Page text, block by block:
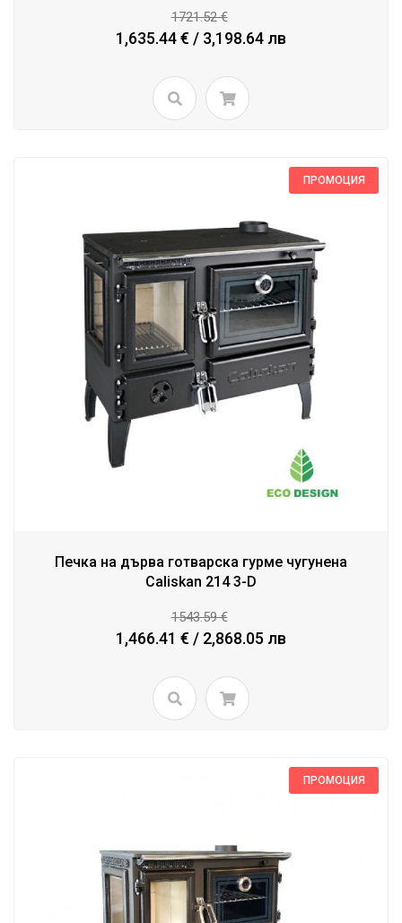
1721.52 €
1,635.44 € / 3,198.64 лв
ПРОМОЦИЯ
Печка на дърва готварска гурме чугунена
Caliskan 214 3-D
1543.59 €
1,466.41 € / 2,868.05 лв
ПРОМОЦИЯ